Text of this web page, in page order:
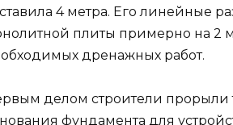
4 метра. Его линейные
плиты примерно на 2
дренажных работ.
делом строители
фундамента для